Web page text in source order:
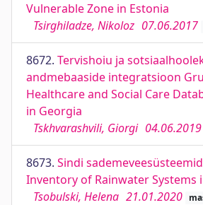
Vulnerable Zone in Estonia
Tsirghiladze, Nikoloz 07.06.2017
8672. Tervishoiu ja
andmebaaside integratsioon
Healthcare and Social Care
in Georgia
Tskhvarashvili, Giorgi 04.06.2019
8673. Sindi
Inventory of Rainwater Systems
Tsobulski, Helena 21.01.2020